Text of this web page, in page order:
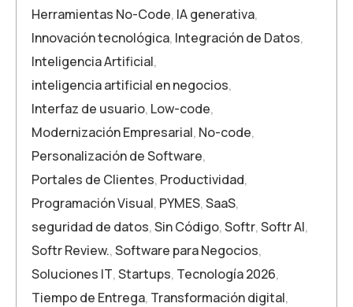
Herramientas No-Code, IA generativa,
Innovación tecnológica, Integración de Datos,
Inteligencia Artificial,
inteligencia artificial en negocios,
Interfaz de usuario, Low-code,
Modernización Empresarial, No-code,
Personalización de Software,
Portales de Clientes, Productividad,
Programación Visual, PYMES,SaaS,
seguridad de datos,Sin Código,Softr,Softr AI,
Softr Review.,Software para Negocios,
Soluciones IT,Startups, Tecnología 2026,
Tiempo de Entrega, Transformación digital,